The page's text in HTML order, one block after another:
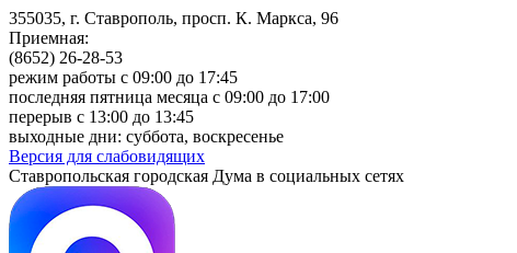
355035, г. Ставрополь, просп. К. Маркса, 96
Приемная:
(8652) 26-28-53
режим работы с 09:00 до 17:45
последняя пятница месяца с 09:00 до 17:00
перерыв с 13:00 до 13:45
выходные дни: суббота, воскресенье
Версия для слабовидящих
Ставропольская городская Дума в социальных сетях